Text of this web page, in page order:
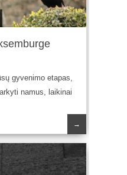
gyvenimo etapas,
namus, laikinai
→